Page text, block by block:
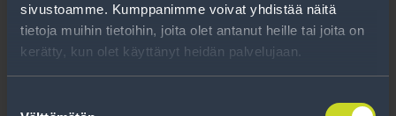
sivustoamme. Kumppanimme voivat yhdistää näitä
tietoja muihin tietoihin, joita olet antanut heille tai joita on
kerätty, kun olet käyttänyt heidän palvelujaan.